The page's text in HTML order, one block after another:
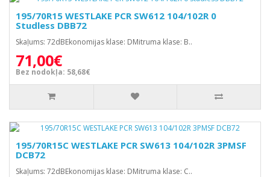
195/70R15 WESTLAKE PCR SW612 104/102R 0
Studless DBB72
Skaļums: 72dBEkonomijas klase: DMitruma klase: B..
71,00€
Bez nodokļa: 58,68€
195/70R15C WESTLAKE PCR SW613 104/102R 3PMSF
DCB72
Skaļums: 72dBEkonomijas klase: DMitruma klase: C..